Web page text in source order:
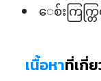
ေစ်းကြက္တ
เนื้อหาที่เกี่